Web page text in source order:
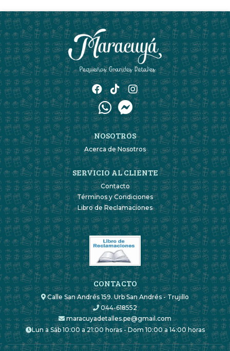
NOSOTROS
Acerca de Nosotros
SERVICIO AL CLIENTE
Contacto
Términos y Condiciones
Libro de Reclamaciones
CONTACTO
Calle San Andrés 159. Urb San Andrés - Trujillo
044-618552
maracuyadetalles.pe@gmail.com
Lun a Sáb 10:00 a 21:00 horas - Dom 10:00 a 14:00 horas